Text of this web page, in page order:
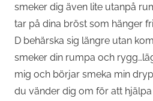
smeker dig även lite utanpå
tar på dina bröst som hänger
D behärska sig längre utan
smeker din rumpa och
mig och börjar smeka min
du vänder dig om för att